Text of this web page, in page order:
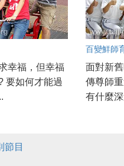
幸福，但幸福
要如何才能過
百變鮮師
面對新
傳尊師
有什麼
節目